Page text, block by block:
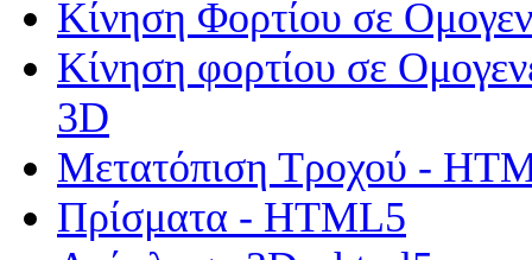
Κίνηση Φορτίου σε
Κίνηση φορτίου σε
3D
Μετατόπιση Τροχού -
Πρίσματα - HTML5